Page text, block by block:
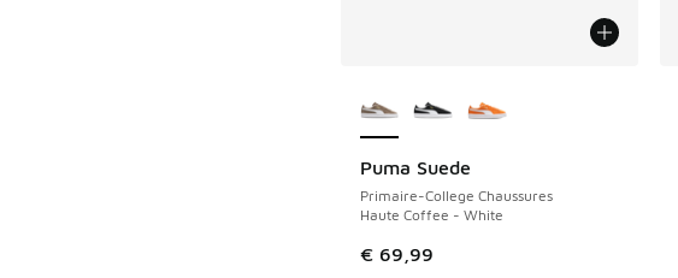
Puma Suede
Primaire-College Chaussures
Haute Coffee - White
€ 69,99